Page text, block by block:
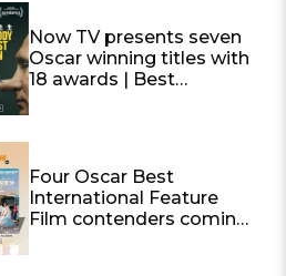
schedule attached)
Now TV presents seven
Oscar winning titles with
18 awards | Best
Four Oscar Best
International Feature
Film contenders coming